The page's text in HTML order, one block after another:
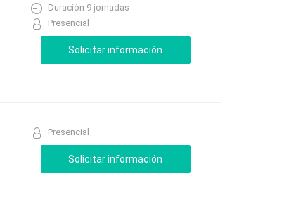
Duración 9 jornadas
Presencial
Presencial